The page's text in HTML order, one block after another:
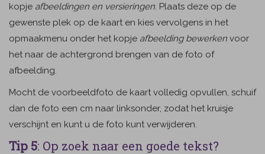
kopje afbeeldingen en versieringen. Plaats deze op de
gewenste plek op de kaart en kies vervolgens in het
opmaakmenu onder het kopje afbeelding bewerken voor
het naar de achtergrond brengen van de foto of
afbeelding.
Mocht de voorbeeldfoto de kaart volledig opvullen, schuif
dan de foto een cm naar linksonder, zodat het kruisje
verschijnt en kunt u de foto kunt verwijderen.
Tip 5: Op zoek naar een goede tekst?